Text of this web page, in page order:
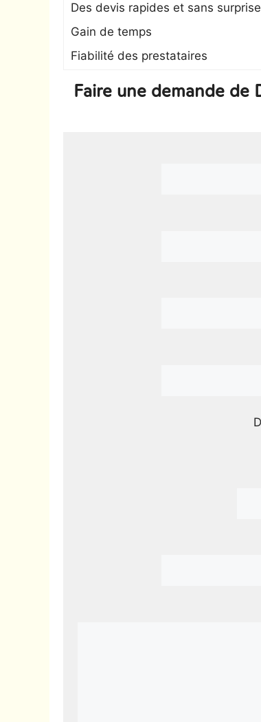
Des devis rapides et sans
Gain de temps
Fiabilité des prestataires
Faire une demande de